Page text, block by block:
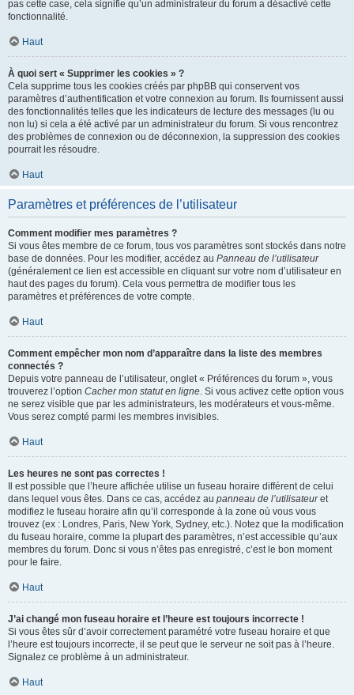
pas cette case, cela signifie qu’un administrateur du forum a désactivé cette
fonctionnalité.
Haut
À quoi sert « Supprimer les cookies » ?
Cela supprime tous les cookies créés par phpBB qui conservent vos
paramètres d’authentification et votre connexion au forum. Ils fournissent aussi
des fonctionnalités telles que les indicateurs de lecture des messages (lu ou
non lu) si cela a été activé par un administrateur du forum. Si vous rencontrez
des problèmes de connexion ou de déconnexion, la suppression des cookies
pourrait les résoudre.
Haut
Paramètres et préférences de l’utilisateur
Comment modifier mes paramètres ?
Si vous êtes membre de ce forum, tous vos paramètres sont stockés dans notre
base de données. Pour les modifier, accédez au Panneau de l’utilisateur
(généralement ce lien est accessible en cliquant sur votre nom d’utilisateur en
haut des pages du forum). Cela vous permettra de modifier tous les
paramètres et préférences de votre compte.
Haut
Comment empêcher mon nom d’apparaître dans la liste des membres
connectés ?
Depuis votre panneau de l’utilisateur, onglet « Préférences du forum », vous
trouverez l’option Cacher mon statut en ligne . Si vous activez cette option vous
ne serez visible que par les administrateurs, les modérateurs et vous-même.
Vous serez compté parmi les membres invisibles.
Haut
Les heures ne sont pas correctes !
Il est possible que l’heure affichée utilise un fuseau horaire différent de celui
dans lequel vous êtes. Dans ce cas, accédez au panneau de l’utilisateuret
modifiez le fuseau horaire afin qu’il corresponde à la zone où vous vous
trouvez (ex : Londres, Paris, New York, Sydney, etc.). Notez que la modification
du fuseau horaire, comme la plupart des paramètres, n’est accessible qu’aux
membres du forum. Donc si vous n’êtes pas enregistré, c’est le bon moment
pour le faire.
Haut
J’ai changé mon fuseau horaire et l’heure est toujours incorrecte !
Si vous êtes sûr d’avoir correctement paramétré votre fuseau horaire et que
l’heure est toujours incorrecte, il se peut que le serveur ne soit pas à l’heure.
Signalez ce problème à un administrateur.
Haut